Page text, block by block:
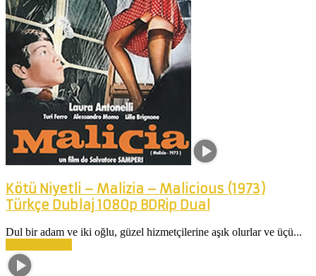
Kötü Niyetli – Malizia – Malicious (1973)
Türkçe Dublaj 1080p BDRip Dual
Dul bir adam ve iki oğlu, güzel hizmetçilerine aşık olurlar ve üçü...